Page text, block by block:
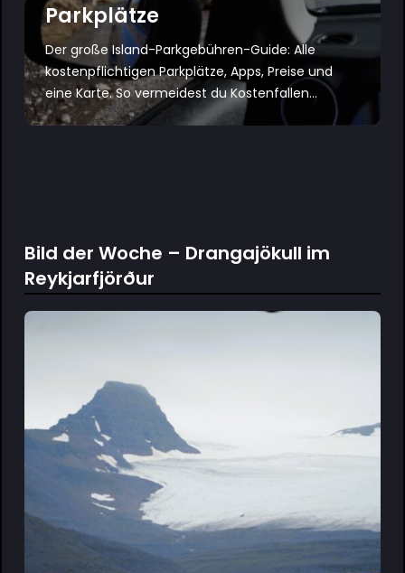
Parkplätze
Der große Island-Parkgebühren-Guide: Alle
kostenpflichtigen Parkplätze, Apps, Preise und
eine Karte. So vermeidest du Kostenfallen...
Bild der Woche – Drangajökull im
Reykjarfjörður